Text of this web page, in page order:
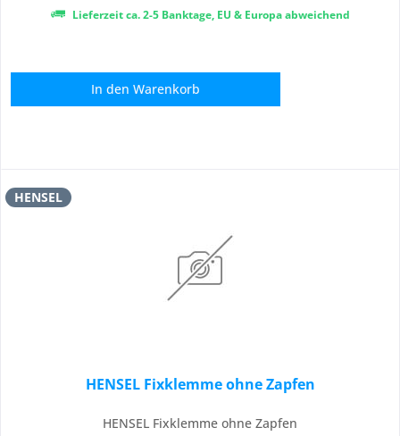
Lieferzeit ca. 2-5 Banktage, EU & Europa abweichend
In den Warenkorb
HENSEL
HENSEL Fixklemme ohne Zapfen
HENSEL Fixklemme ohne Zapfen